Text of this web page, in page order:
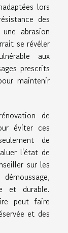
lors
des
abrasion
se révéler
aux
prescrits
maintenir
de
éviter ces
de
l'état de
sur les
et durable.
peut faire
et des